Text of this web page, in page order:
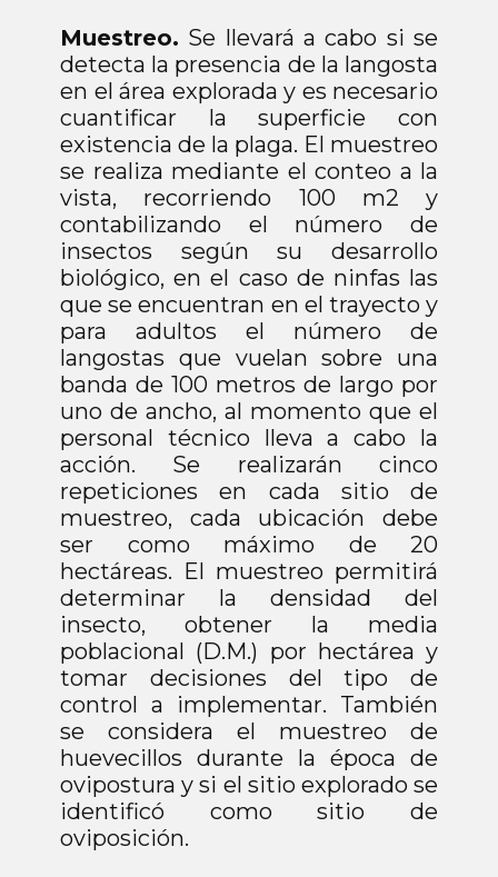
Muestreo. Se llevará a cabo si se
detecta la presencia de la langosta
en el área explorada y es necesario
cuantificar la superficie con
existencia de la plaga. El muestreo
se realiza mediante el conteo a la
vista, recorriendo 100 m2 y
contabilizando el número de
insectos según su desarrollo
biológico, en el caso de ninfas las
que se encuentran en el trayecto y
para adultos el número de
langostas que vuelan sobre una
banda de 100 metros de largo por
uno de ancho, al momento que el
personal técnico lleva a cabo la
acción. Se realizarán cinco
repeticiones en cada sitio de
muestreo, cada ubicación debe
ser como máximo de 20
hectáreas. El muestreo permitirá
determinar la densidad del
insecto, obtener la media
poblacional (D.M.) por hectárea y
tomar decisiones del tipo de
control a implementar. También
se considera el muestreo de
huevecillos durante la época de
ovipostura y si el sitio explorado se
identificó como sitio de
oviposición.